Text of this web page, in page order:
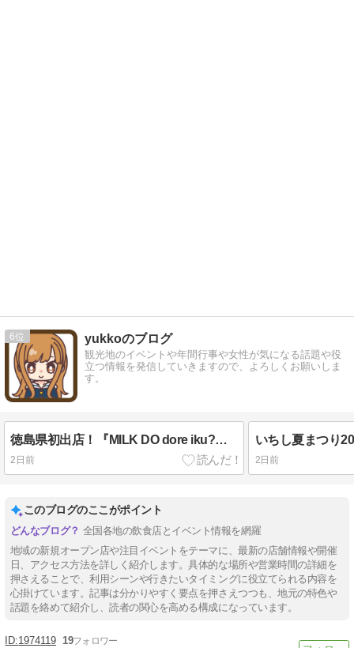
6 yukkoのブログ
観光地のイベントや年間行事や女性が気になる話題や役
立つ情報を発信していきますので、よろしくお願いしま
す。
徳島県初出店！『MILK DO dore iku?徳島藍住店』8月10日オープン！
2日前 2日前
このブログのここがポイント
全国各地の飲食店とイベント情報を網羅
地域の新規オープン店や注目イベントをテーマに、最新の店舗情報や開催
日、アクセス方法を詳しく紹介します。具体的な場所や営業時間の詳細を
押さえることで、利用シーンや行きたいタイミングに役立てられる内容を
心掛けています。記事は分かりやすく要点を押さえつつも、地元の特色や
話題を絡めて紹介し、読者の関心を高める構成になっています。
1974119 19